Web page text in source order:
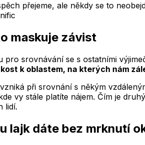
přejeme, ale někdy se to
maskuje závist
pro srovnávání se s ostatními
k oblastem, na kterých nám
při srovnání s někým
vy stále platíte nájem. Čím je
lidí.
lajk dáte bez mrknutí